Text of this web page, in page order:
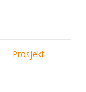
Prosjekt